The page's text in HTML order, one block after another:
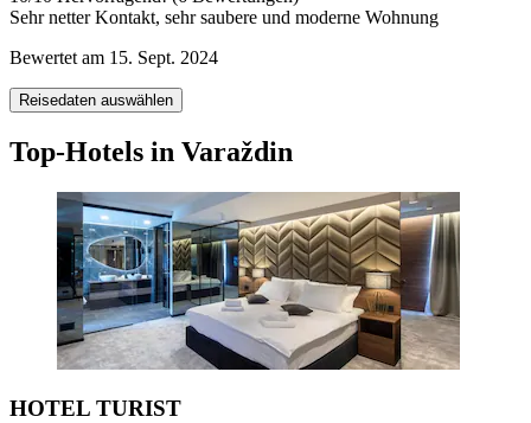
Sehr netter Kontakt, sehr saubere und moderne Wohnung
Bewertet am 15. Sept. 2024
Reisedaten auswählen
Top-Hotels in Varaždin
HOTEL TURIST